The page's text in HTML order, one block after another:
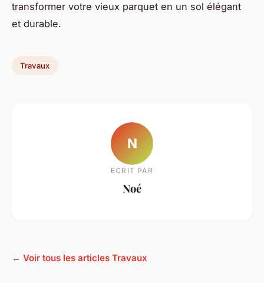
transformer votre vieux parquet en un sol élégant
et durable.
Travaux
N
ECRIT PAR
Noé
← Voir tous les articles Travaux